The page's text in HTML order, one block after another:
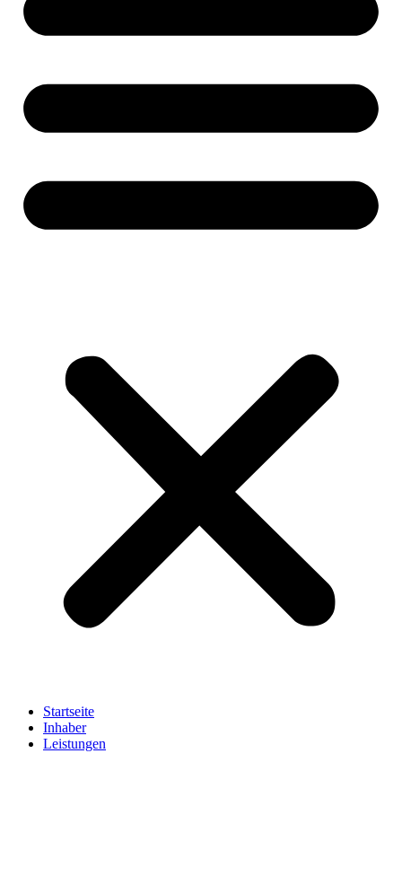
Startseite
Inhaber
Leistungen